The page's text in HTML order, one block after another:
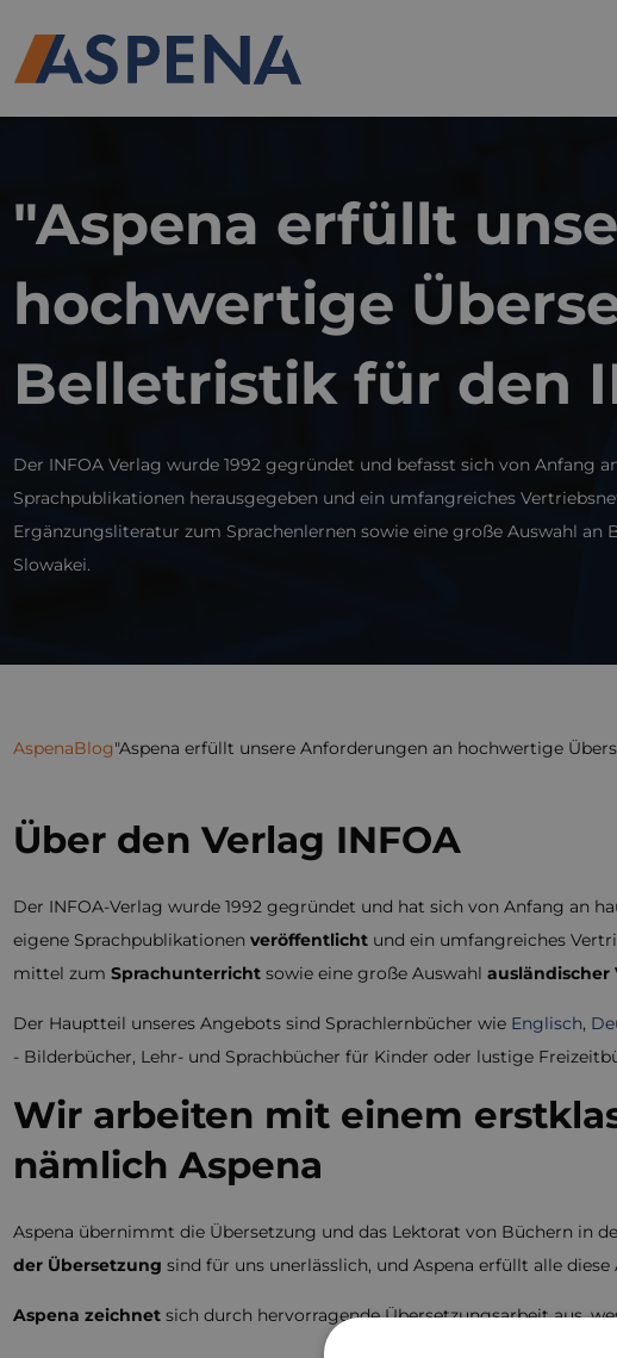
"Aspena erfüllt
hochwertige
Belletristik für den
Der INFOA Verlag wurde 1992 gegründet und befasst sich von Anfang
Sprachpublikationen herausgegeben und ein umfangreiches
Ergänzungsliteratur zum Sprachenlernen sowie eine große Auswahl an
Slowakei.
AspenaBlog"Aspena erfüllt unsere Anforderungen an hochwertige
Über den Verlag INFOA
Der INFOA-Verlag wurde 1992 gegründet und hat sich von Anfang an
eigene Sprachpublikationen veröffentlicht und ein umfangreiches
mittel zum Sprachunterricht sowie eine große Auswahl ausländischer
Der Hauptteil unseres Angebots sind Sprachlernbücher wie Englisch,
- Bilderbücher, Lehr- und Sprachbücher für Kinder oder lustige
Wir arbeiten mit einem
nämlich Aspena
Aspena übernimmt die Übersetzung und das Lektorat von Büchern in
der Übersetzung sind für uns unerlässlich, und Aspena erfüllt alle
Aspena zeichnetsich durch hervorragende Übersetzungsarbeit aus,